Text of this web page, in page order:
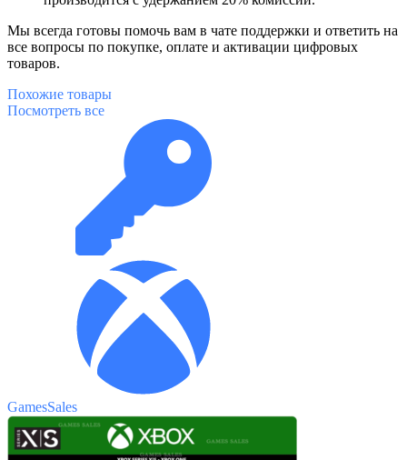
Мы всегда готовы помочь вам в чате поддержки и ответить на
все вопросы по покупке, оплате и активации цифровых
товаров.
Похожие товары
Посмотреть все
GamesSales